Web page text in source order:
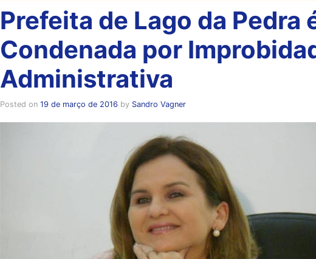
Prefeita de Lago da Pedra
Condenada por
Administrativa
Posted on 19 de março de 2016 by Sandro Vagner